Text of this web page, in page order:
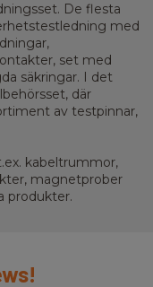
De flesta
med
set med
säkringar. I det
där
av testpinnar,
kabeltrummor,
magnetprober
produkter.